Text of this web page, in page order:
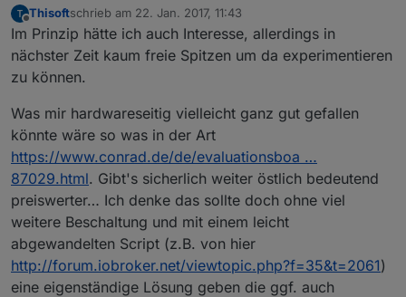
Offline
Thisoftschrieb am 22. Jan. 2017, 11:43
zuletzt editiert von
Im Prinzip hätte ich auch Interesse, allerdings in
nächster Zeit kaum freie Spitzen um da experimentieren
zu können.
Was mir hardwareseitig vielleicht ganz gut gefallen
könnte wäre so was in der Art
https://www.conrad.de/de/evaluationsboa …
87029.html. Gibt's sicherlich weiter östlich bedeutend
preiswerter… Ich denke das sollte doch ohne viel
weitere Beschaltung und mit einem leicht
abgewandelten Script (z.B. von hier
http://forum.iobroker.net/viewtopic.php?f=35&t=2061)
eine eigenständige Lösung geben die ggf. auch